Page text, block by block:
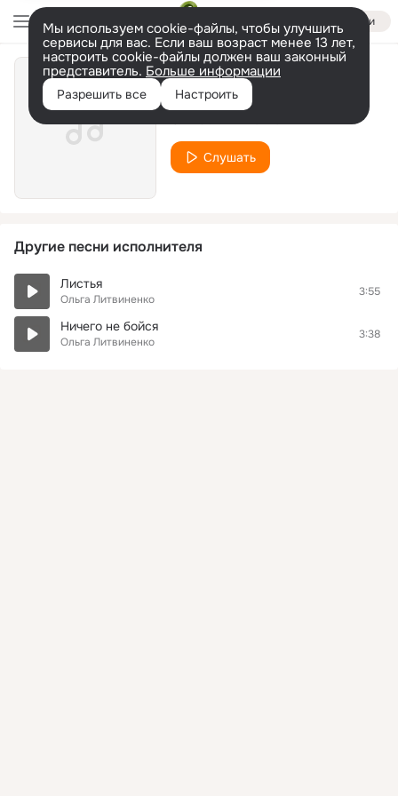
Войти
Мы используем cookie-файлы, чтобы улучшить
сервисы для вас. Если ваш возраст менее 13 лет,
настроить cookie-файлы должен ваш законный
представитель. Больше информации
Разрешить все Настроить
Мне Нужно
Слушать
Другие песни исполнителя
Листья
Ольга Литвиненко
3:55
Ничего не бойся
Ольга Литвиненко
3:38